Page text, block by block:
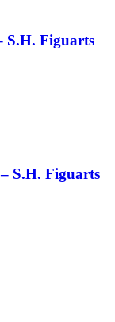
S.H. Figuarts
S.H. Figuarts